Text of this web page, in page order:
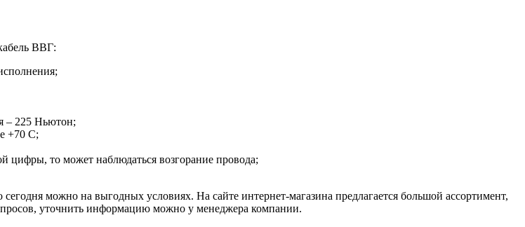
ВВГ:
– 225 Ньютон;
+70 С;
цифры, то может наблюдаться возгорание провода;
можно на выгодных условиях. На сайте интернет-магазина предлагается большой ассортимент,
уточнить информацию можно у менеджера компании.